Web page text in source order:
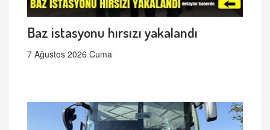
Baz istasyonu hırsızı yakalandı
7 Ağustos 2026 Cuma